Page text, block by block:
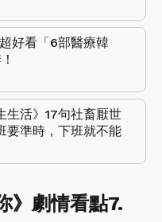
好看「6部醫療韓
生活》17句社畜厭世
要準時，下班就不能
》劇情看點7.